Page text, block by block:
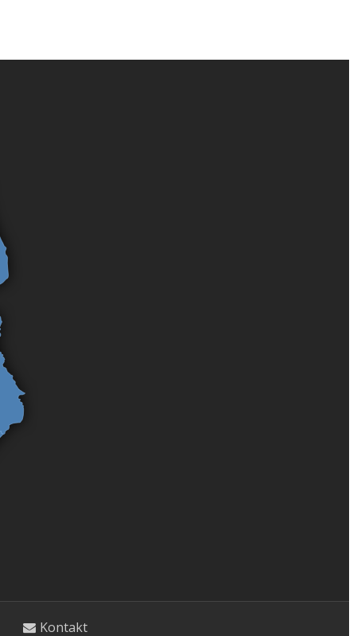
Kontakt